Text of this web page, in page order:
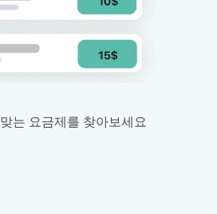
는 요금제를 찾아보세요